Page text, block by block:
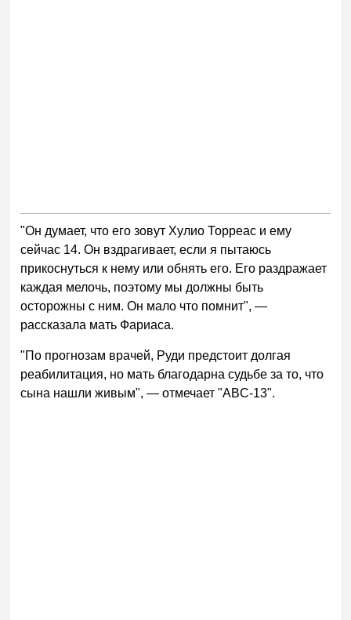
"Он думает, что его зовут Хулио Торреас и ему
сейчас 14. Он вздрагивает, если я пытаюсь
прикоснуться к нему или обнять его. Его раздражает
каждая мелочь, поэтому мы должны быть
осторожны с ним. Он мало что помнит", —
рассказала мать Фариаса.
"По прогнозам врачей, Руди предстоит долгая
реабилитация, но мать благодарна судьбе за то, что
сына нашли живым", — отмечает "ABC-13".